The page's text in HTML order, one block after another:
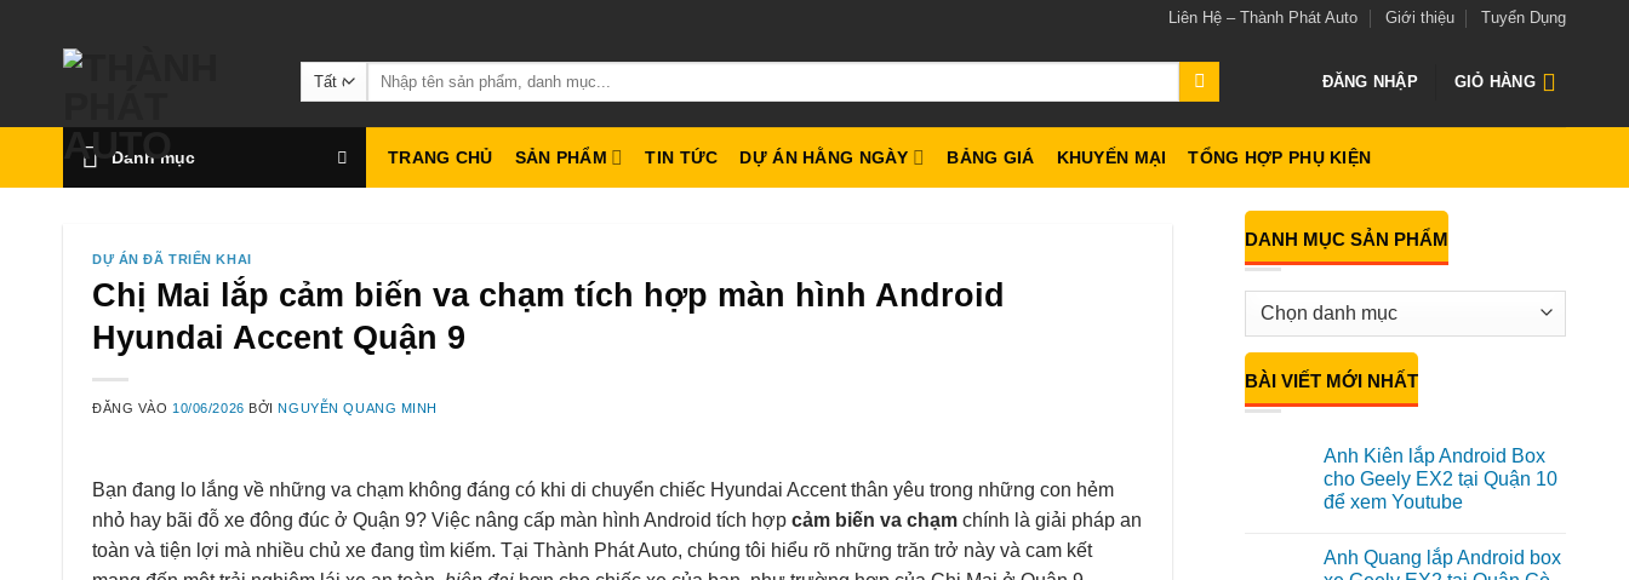
Liên Hệ – Thành Phát Auto Giới thiệu Tuyển Dụng
Tìm
kiếm:
ĐĂNG NHẬP GIỎ HÀNG
Danh mục TRANG CHỦ SẢN PHẨM TIN TỨC DỰ ÁN HẰNG NGÀY BẢNG GIÁ KHUYẾN MẠI TỔNG HỢP PHỤ KIỆN
DỰ ÁN ĐÃ TRIỂN KHAI
Chị Mai lắp cảm biến va chạm tích hợp màn hình Android
Hyundai Accent Quận 9
ĐĂNG VÀO 10/06/2026 BỞINGUYỄN QUANG MINH
Bạn đang lo lắng về những va chạm không đáng có khi di chuyển chiếc Hyundai Accent thân yêu trong những con hẻm
nhỏ hay bãi đỗ xe đông đúc ở Quận 9? Việc nâng cấp màn hình Android tích hợp cảm biến va chạm chính là giải pháp an
toàn và tiện lợi mà nhiều chủ xe đang tìm kiếm. Tại Thành Phát Auto, chúng tôi hiểu rõ những trăn trở này và cam kết
DANH MỤC SẢN PHẨM
BÀI VIẾT MỚI NHẤT
Anh Kiên lắp Android Box
cho Geely EX2 tại Quận 10
để xem Youtube
bình
luận
Anh Quang lắp Android box